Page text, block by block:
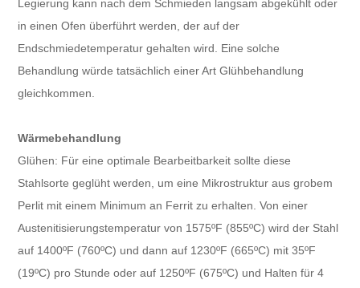
Legierung kann nach dem Schmieden langsam abgekühlt oder
in einen Ofen überführt werden, der auf der
Endschmiedetemperatur gehalten wird. Eine solche
Behandlung würde tatsächlich einer Art Glühbehandlung
gleichkommen.
Wärmebehandlung
Glühen: Für eine optimale Bearbeitbarkeit sollte diese
Stahlsorte geglüht werden, um eine Mikrostruktur aus grobem
Perlit mit einem Minimum an Ferrit zu erhalten. Von einer
Austenitisierungstemperatur von 1575ºF (855ºC) wird der Stahl
auf 1400ºF (760ºC) und dann auf 1230ºF (665ºC) mit 35ºF
(19ºC) pro Stunde oder auf 1250ºF (675ºC) und Halten für 4